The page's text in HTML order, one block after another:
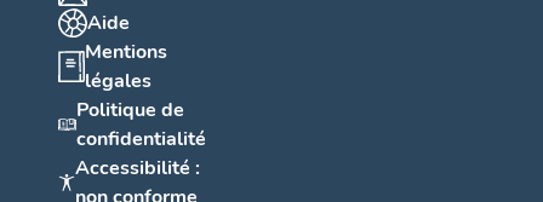
Aide
Mentions
légales
Politique de
confidentialité
Accessibilité :